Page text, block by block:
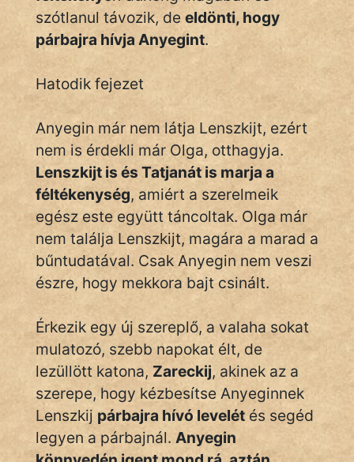
szótlanul távozik, de eldönti, hogy
párbajra hívja Anyegint.
Hatodik fejezet
Anyegin már nem látja Lenszkijt, ezért
nem is érdekli már Olga, otthagyja.
Lenszkijt is és Tatjanát is marja a
féltékenység, amiért a szerelmeik
egész este együtt táncoltak. Olga már
nem találja Lenszkijt, magára a marad a
bűntudatával. Csak Anyegin nem veszi
észre, hogy mekkora bajt csinált.
Érkezik egy új szereplő, a valaha sokat
mulatozó, szebb napokat élt, de
lezüllött katona, Zareckij, akinek az a
szerepe, hogy kézbesítse Anyeginnek
Lenszkij párbajra hívó levelét és segéd
legyen a párbajnál. Anyegin